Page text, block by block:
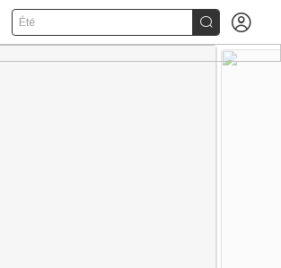
Été  